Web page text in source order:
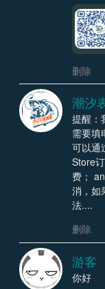
删除
潮汐
提醒：
需要填
可以通
Store
费；
消，如
法....
删除
游客
你好